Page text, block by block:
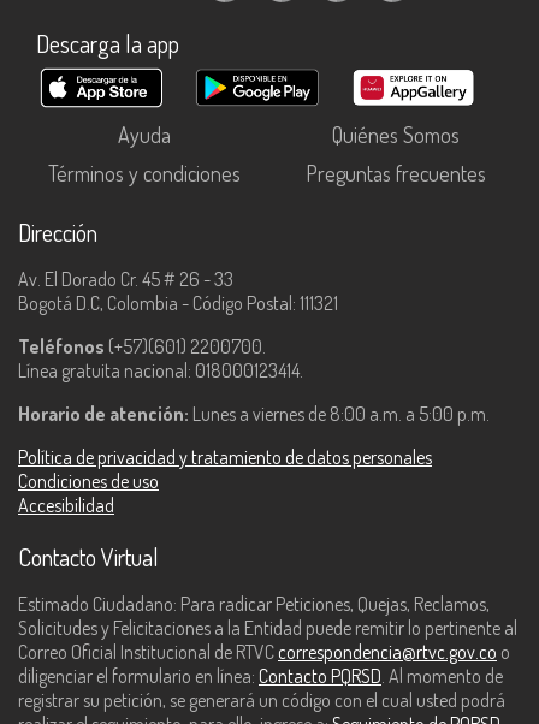
Descarga la app
Ayuda
Quiénes Somos
Términos y condiciones
Preguntas frecuentes
Dirección
Av. El Dorado Cr. 45 # 26 - 33
Bogotá D.C, Colombia - Código Postal: 111321
Teléfonos (+57)(601) 2200700.
Línea gratuita nacional: 018000123414.
Horario de atención: Lunes a viernes de 8:00 a.m. a 5:00 p.m.
Política de privacidad y tratamiento de datos personales
Condiciones de uso
Accesibilidad
Contacto Virtual
Estimado Ciudadano: Para radicar Peticiones, Quejas, Reclamos,
Solicitudes y Felicitaciones a la Entidad puede remitir lo pertinente al
Correo Oficial Institucional de RTVC correspondencia@rtvc.gov.co o
diligenciar el formulario en línea: Contacto PQRSD. Al momento de
registrar su petición, se generará un código con el cual usted podrá